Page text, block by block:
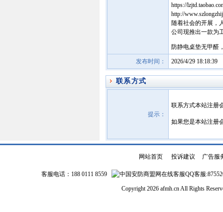
https://
http://
随着社会的开展，
公司现推出一款为
防静电桌垫无甲醛
发布时间： 2026/4/29 18:18:39
联系方式
提示：
联系方式本站注册
如果您是本站注册
网站首页| 投诉建议 广告服
客服电话：188 0111 8559 QQ客服
Copyright 2026 afmh.cn All Rights